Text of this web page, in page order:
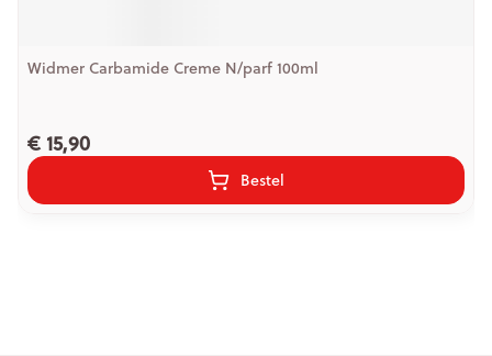
Widmer Carbamide Creme N/parf 100ml
€ 15,90
Bestel